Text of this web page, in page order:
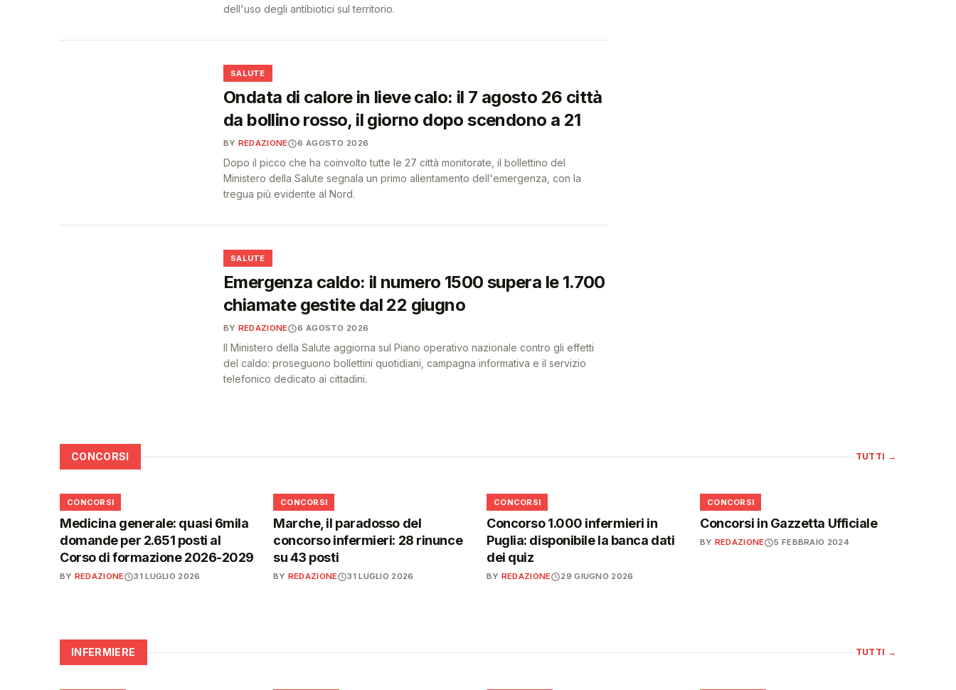
dell'uso degli antibiotici sul territorio.
SALUTE
Ondata di calore in lieve calo: il 7 agosto 26 città
da bollino rosso, il giorno dopo scendono a 21
BY REDAZIONE 6 AGOSTO 2026
Dopo il picco che ha coinvolto tutte le 27 città monitorate, il bollettino del
Ministero della Salute segnala un primo allentamento dell'emergenza, con la
tregua più evidente al Nord.
SALUTE
Emergenza caldo: il numero 1500 supera le 1.700
chiamate gestite dal 22 giugno
BY REDAZIONE 6 AGOSTO 2026
Il Ministero della Salute aggiorna sul Piano operativo nazionale contro gli effetti
del caldo: proseguono bollettini quotidiani, campagna informativa e il servizio
telefonico dedicato ai cittadini.
CONCORSI TUTTI →
📋
CONCORSI
Medicina generale: quasi 6mila
domande per 2.651 posti al
Corso di formazione 2026-2029
BY REDAZIONE 31 LUGLIO 2026
📋
CONCORSI
Marche, il paradosso del
concorso infermieri: 28 rinunce
su 43 posti
BY REDAZIONE 31 LUGLIO 2026
📋
CONCORSI
Concorso 1.000 infermieri in
Puglia: disponibile la banca dati
dei quiz
BY REDAZIONE 29 GIUGNO 2026
📋
CONCORSI
Concorsi in Gazzetta Ufficiale
BY REDAZIONE 5 FEBBRAIO 2024
INFERMIERE TUTTI →